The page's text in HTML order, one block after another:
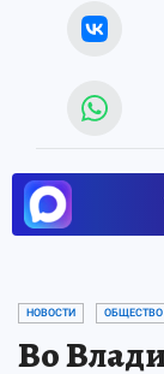
НОВОСТИ ОБЩЕСТВО
Во